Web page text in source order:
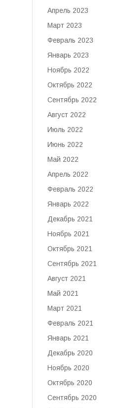
Апрель 2023
Март 2023
Февраль 2023
Январь 2023
Ноябрь 2022
Октябрь 2022
Сентябрь 2022
Август 2022
Июль 2022
Июнь 2022
Май 2022
Апрель 2022
Февраль 2022
Январь 2022
Декабрь 2021
Ноябрь 2021
Октябрь 2021
Сентябрь 2021
Август 2021
Май 2021
Март 2021
Февраль 2021
Январь 2021
Декабрь 2020
Ноябрь 2020
Октябрь 2020
Сентябрь 2020